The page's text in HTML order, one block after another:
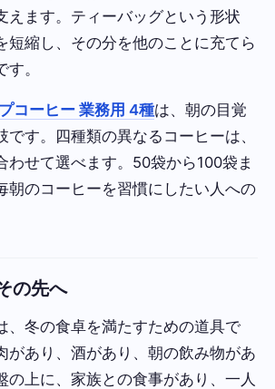
えます。ティーバッグという形状
短縮し、その分を他のことに充てら
。
コーヒー 業務用 4種は、朝の目覚
です。四種類の異なるコーヒーは、
わせて選べます。50袋から100袋ま
朝のコーヒーを習慣にしたい人への
の先へ
、冬の食卓を満たすための道具で
があり、酒があり、朝の飲み物があ
の上に、家族との食事があり、一人